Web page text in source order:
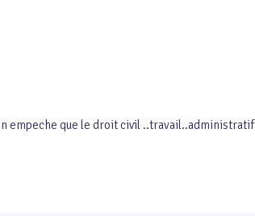
empeche que le droit civil ..travail..administratif